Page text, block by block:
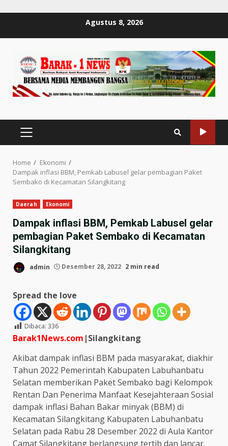
Agustus 8, 2026
PRIMARY
MENU
Home
Ekonomi
Dampak inflasi BBM, Pemkab Labusel gelar pembagian Paket
Sembako di Kecamatan Silangkitang
Daerah Ekonomi
Dampak inflasi BBM, Pemkab Labusel gelar
pembagian Paket Sembako di Kecamatan
Silangkitang
admin Desember 28, 2022 2 min read
Spread the love
Dibaca: 336
Barak1News.com |Silangkitang
Akibat dampak inflasi BBM pada masyarakat, diakhir
Tahun 2022 Pemerintah Kabupaten Labuhanbatu
Selatan memberikan Paket Sembako bagi Kelompok
Rentan Dan Penerima Manfaat Kesejahteraan Sosial
dampak inflasi Bahan Bakar minyak (BBM) di
Kecamatan Silangkitang Kabupaten Labuhanbatu
Selatan pada Rabu 28 Desember 2022 di Aula Kantor
Camat Silangkitang berlangsung tertib dan lancar.